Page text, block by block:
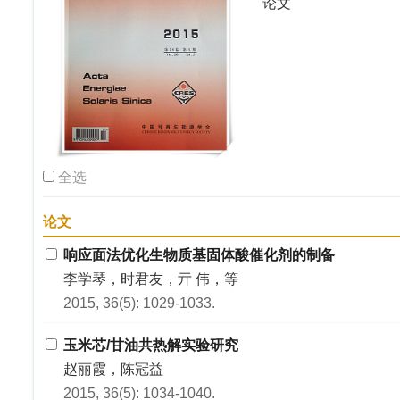
论文
全选
论文
响应面法优化生物质基固体酸催化剂的制备
李学琴，时君友，亓 伟，等
2015, 36(5): 1029-1033.
玉米芯/甘油共热解实验研究
赵丽霞，陈冠益
2015, 36(5): 1034-1040.